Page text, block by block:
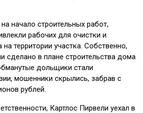
начало строительных работ,
рабочих для очистки и
на территории участка. Собственно,
сделано в плане строительства дома
дольщики стали
мошенники скрылись, забрав с
рублей.
Картлос Пирвели уехал в